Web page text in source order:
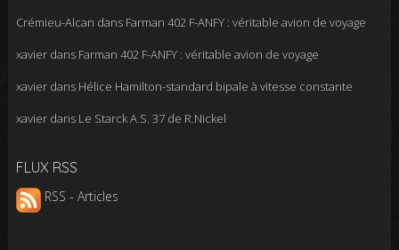
Crémieu-Alcan dans Farman 402 F-ANFY : véritable avion de voyage
xavierdans Farman 402 F-ANFY : véritable avion de voyage
xavierdans Hélice Hamilton-standard bipale à vitesse constante
xavierdans Le Starck A.S. 37 de R.Nickel
FLUX RSS
RSS - Articles